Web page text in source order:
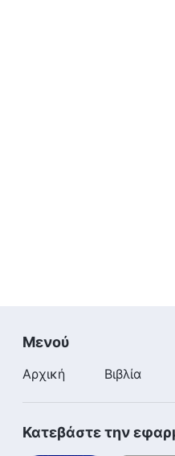
Μενού
Αρχική Βιβλία
Κατεβάστε την